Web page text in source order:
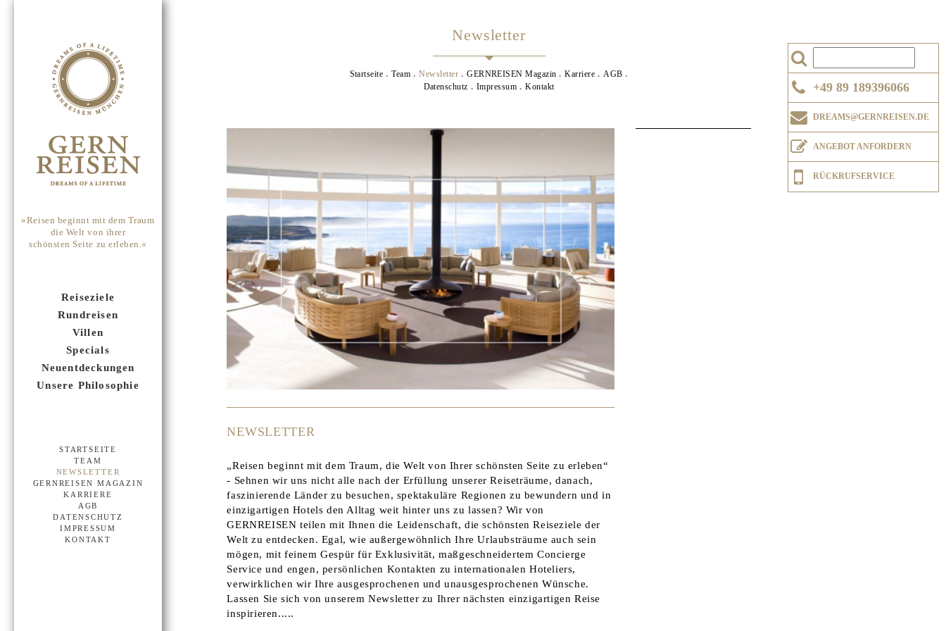
»Reisen beginnt mit dem Traum
die Welt von ihrer
schönsten Seite zu erleben.«
Reiseziele
Rundreisen
Villen
Specials
Neuentdeckungen
Unsere Philosophie
STARTSEITE
TEAM
NEWSLETTER
GERNREISEN MAGAZIN
KARRIERE
AGB
DATENSCHUTZ
IMPRESSUM
KONTAKT
+49 89 189396066
DREAMS@GERNREISEN.DE
ANGEBOT ANFORDERN
RÜCKRUFSERVICE
Newsletter
Startseite Team Newsletter GERNREISEN Magazin Karriere
AGB
Datenschutz
Impressum Kontakt
NEWSLETTER
„Reisen beginnt mit dem Traum, die Welt von Ihrer schönsten Seite zu erleben“
- Sehnen wir uns nicht alle nach der Erfüllung unserer Reiseträume, danach,
faszinierende Länder zu besuchen, spektakuläre Regionen zu bewundern und in
einzigartigen Hotels den Alltag weit hinter uns zu lassen? Wir von
GERNREISEN teilen mit Ihnen die Leidenschaft, die schönsten Reiseziele der
Welt zu entdecken. Egal, wie außergewöhnlich Ihre Urlaubsträume auch sein
mögen, mit feinem Gespür für Exklusivität, maßgeschneidertem Concierge
Service und engen, persönlichen Kontakten zu internationalen Hoteliers,
verwirklichen wir Ihre ausgesprochenen und unausgesprochenen Wünsche.
Lassen Sie sich von unserem Newsletter zu Ihrer nächsten einzigartigen Reise
inspirieren.....